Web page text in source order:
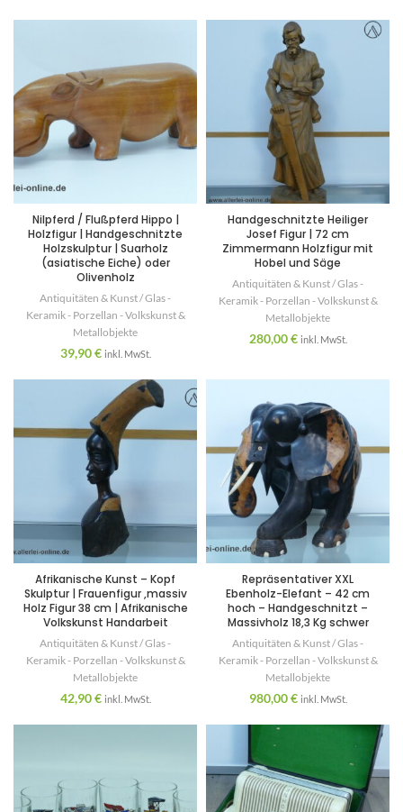
Nilpferd / Flußpferd Hippo |
Holzfigur | Handgeschnitzte
Holzskulptur | Suarholz
(asiatische Eiche) oder
Olivenholz
Antiquitäten & Kunst / Glas -
Keramik - Porzellan - Volkskunst &
Metallobjekte
39,90€ inkl. MwSt.
Handgeschnitzte Heiliger
Josef Figur | 72 cm
Zimmermann Holzfigur mit
Hobel und Säge
Antiquitäten & Kunst / Glas -
Keramik - Porzellan - Volkskunst &
Metallobjekte
280,00€ inkl. MwSt.
Afrikanische Kunst – Kopf
Skulptur | Frauenfigur ,massiv
Holz Figur 38 cm | Afrikanische
Volkskunst Handarbeit
Antiquitäten & Kunst / Glas -
Keramik - Porzellan - Volkskunst &
Metallobjekte
42,90€ inkl. MwSt.
Repräsentativer XXL
Ebenholz-Elefant – 42 cm
hoch – Handgeschnitzt –
Massivholz 18,3 Kg schwer
Antiquitäten & Kunst / Glas -
Keramik - Porzellan - Volkskunst &
Metallobjekte
980,00€ inkl. MwSt.